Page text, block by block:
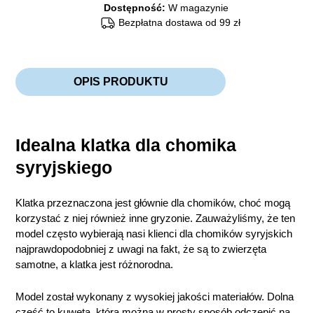
Dostępność: W magazynie
Bezpłatna dostawa od 99 zł
OPIS PRODUKTU
Idealna klatka dla chomika
syryjskiego
Klatka przeznaczona jest głównie dla chomików, choć mogą
korzystać z niej również inne gryzonie. Zauważyliśmy, że ten
model często wybierają nasi klienci dla chomików syryjskich
najprawdopodobniej z uwagi na fakt, że są to zwierzęta
samotne, a klatka jest różnorodna.
Model został wykonany z wysokiej jakości materiałów. Dolna